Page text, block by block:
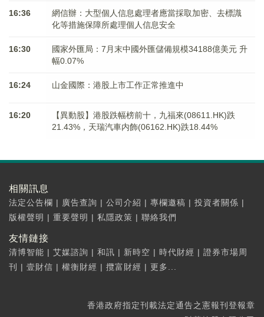
16:36
網信辦：大型個人信息處理者應當採取加密、去標識
化等措施保障所處理個人信息安全
16:30
國家外匯局：7月末中國外匯儲備規模34188億美元 升
幅0.07%
16:24 山金國際：港股上市工作正常推進中
16:20
【異動股】港股跌幅榜前十，九福來(08611.HK)跌
21.43%，天瑞汽車内飾(06162.HK)跌18.44%
相關訊息
法定公告欄 | 廣告查詢 | 公司介紹 | 專欄邀稿 | 投資者關係 |
版權聲明 | 重要聲明 | 私隱政策 | 聯絡我們
友情鏈接
清博智能 | 艾媒諮詢 | 和訊 | 新時空 | 時代財經 | 證券市場周
刊
| 壹財信 | 權衡財經 | 攬富財經 | 更多...
香港政府指定刊載法定通告之憲報刊登報章